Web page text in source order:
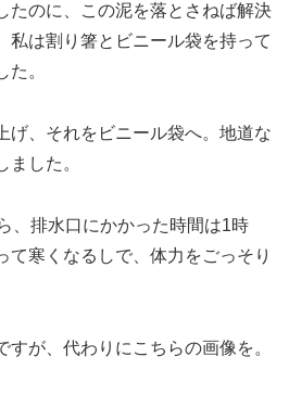
たのに、この泥を落とさねば解決
私は割り箸とビニール袋を持って
。
げ、それをビニール袋へ。地道な
した。
、排水口にかかった時間は1時
て寒くなるしで、体力をごっそり
が、代わりにこちらの画像を。